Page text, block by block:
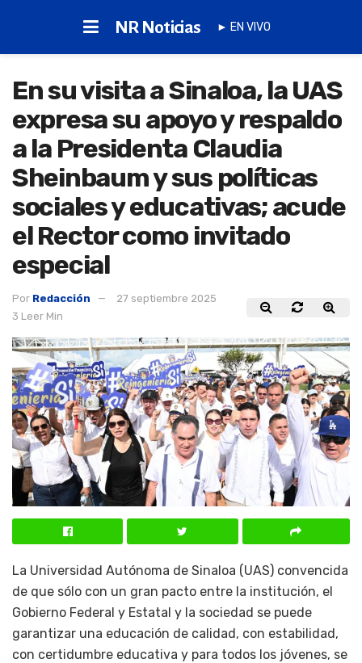
NR Noticias ► EN VIVO
En su visita a Sinaloa, la UAS
expresa su apoyo y respaldo
a la Presidenta Claudia
Sheinbaum y sus políticas
sociales y educativas; acude
el Rector como invitado
especial
Por Redacción
27 septiembre 2025
3 Leer Min
La Universidad Autónoma de Sinaloa (UAS) convencida
de que sólo con un gran pacto entre la institución, el
Gobierno Federal y Estatal y la sociedad se puede
garantizar una educación de calidad, con estabilidad,
con certidumbre educativa y para todos los jóvenes, se